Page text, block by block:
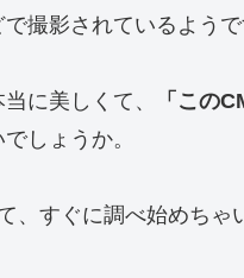
撮影されているようで
に美しくて、 「この
しょうか。
、すぐに調べ始めちゃ